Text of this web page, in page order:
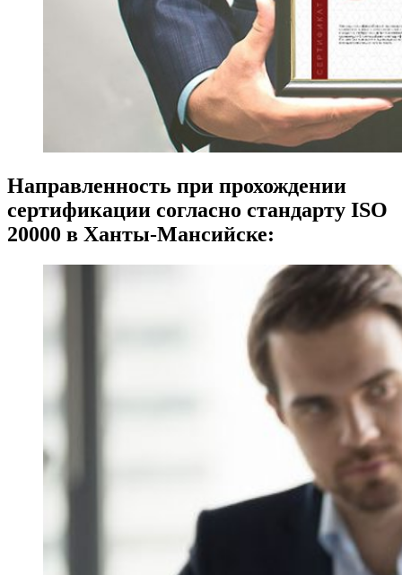
Направленность при прохождении
сертификации согласно стандарту ISO
20000 в Ханты-Мансийске: